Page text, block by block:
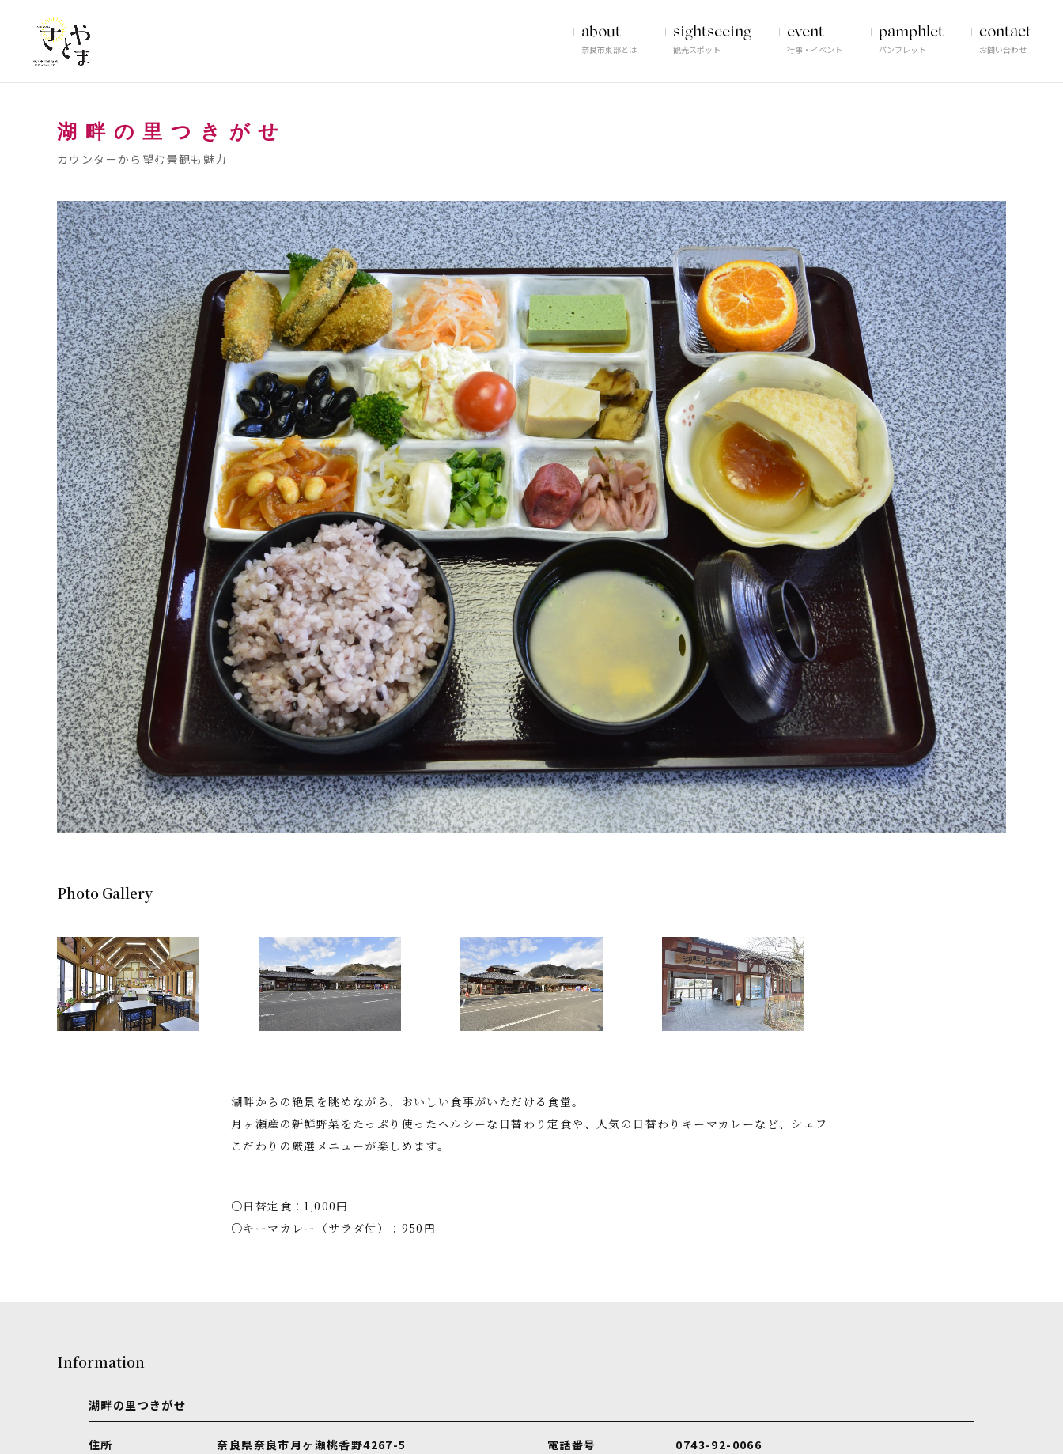
about
奈良市東部とは
sightseeing
観光スポット
event
行事・イベント
pamphlet
パンフレット
contact
お問い合わせ
湖畔の里つきがせ
カウンターから望む景観も魅力
Photo Gallery
​湖畔からの絶景を眺めながら、おいしい食事がいただける食堂。
月ヶ瀬産の新鮮野菜をたっぷり使ったヘルシーな日替わり定食や、人気の日替わりキーマカレーなど、シェフ
こだわりの厳選メニューが楽しめます。
○日替定食：1,000円
○キーマカレー（サラダ付）：950円
Information
湖畔の里つきがせ
住所 奈良県奈良市月ヶ瀬桃香野4267-5 電話番号
0743-92-0066